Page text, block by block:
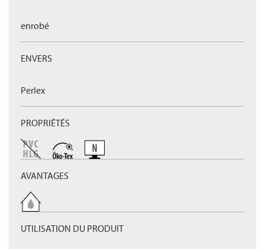
enrobé
ENVERS
Perlex
PROPRIÉTÉS
AVANTAGES
UTILISATION DU PRODUIT